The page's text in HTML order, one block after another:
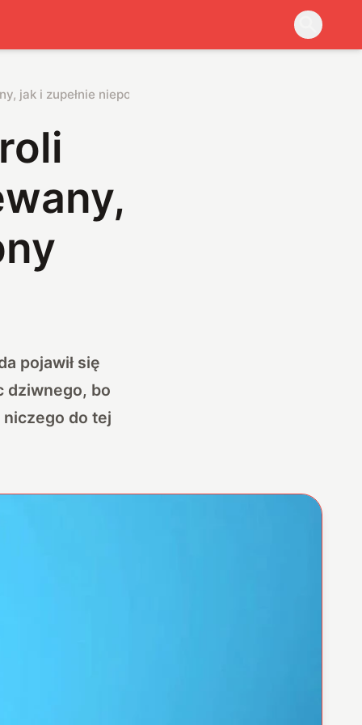
jak i zupełnie niepotrzebny
pojawił się
dziwnego, bo
do tej